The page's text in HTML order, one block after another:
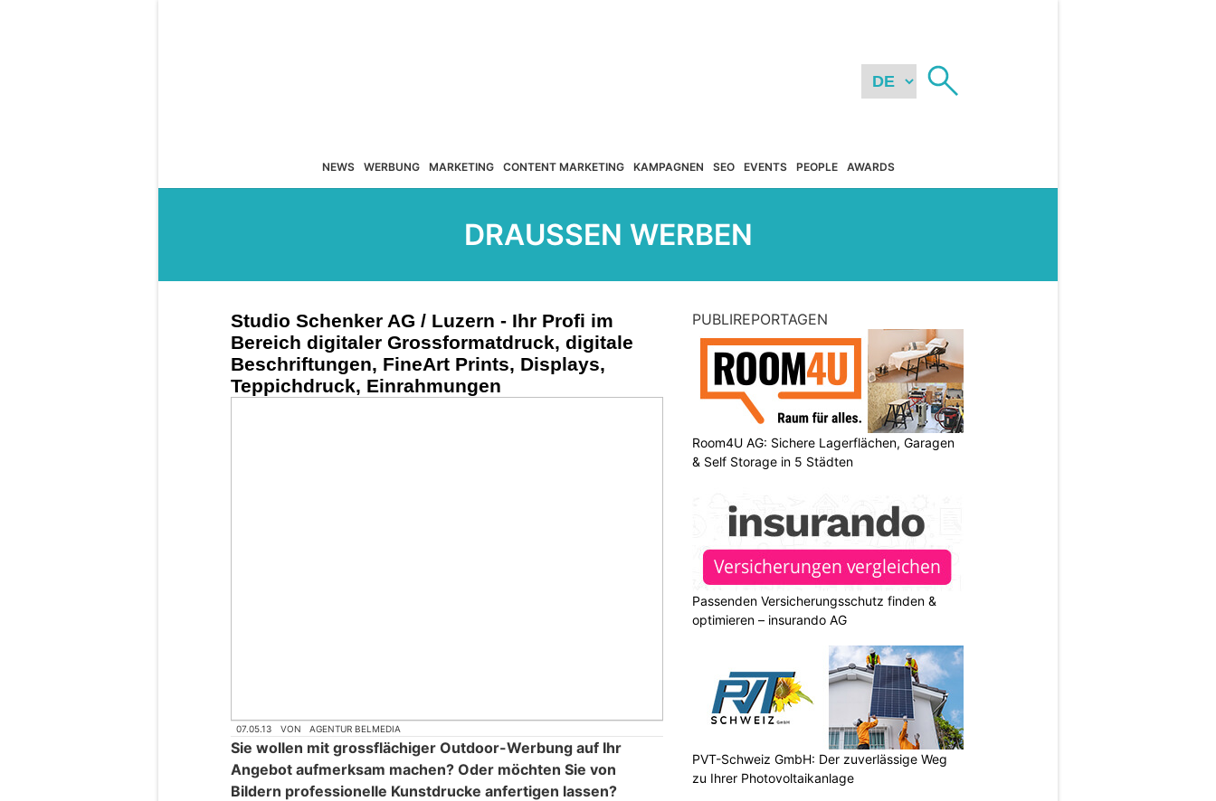
NEWS WERBUNG MARKETING CONTENT MARKETING KAMPAGNEN SEO EVENTS PEOPLE AWARDS
DRAUSSEN WERBEN
Studio Schenker AG / Luzern - Ihr Profi im
Bereich digitaler Grossformatdruck, digitale
Beschriftungen, FineArt Prints, Displays,
Teppichdruck, Einrahmungen
07.05.13 VON AGENTUR BELMEDIA
Sie wollen mit grossflächiger Outdoor-Werbung auf Ihr
Angebot aufmerksam machen? Oder möchten Sie von
Bildern professionelle Kunstdrucke anfertigen lassen?
PUBLIREPORTAGEN
Room4U AG: Sichere Lagerflächen, Garagen
& Self Storage in 5 Städten
Passenden Versicherungsschutz finden &
optimieren – insurando AG
PVT-Schweiz GmbH: Der zuverlässige Weg
zu Ihrer Photovoltaikanlage